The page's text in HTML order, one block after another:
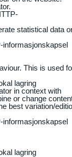
statistical data
informasjonskapsel
This is used
lagring
in context with
or change
best variation/
informasjonskapsel
lagring